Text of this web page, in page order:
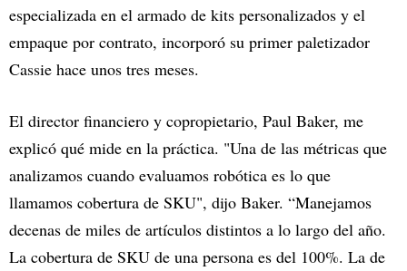
especializada en el armado de kits personalizados y el
empaque por contrato, incorporó su primer paletizador
Cassie hace unos tres meses.
El director financiero y copropietario, Paul Baker, me
explicó qué mide en la práctica. "Una de las métricas que
analizamos cuando evaluamos robótica es lo que
llamamos cobertura de SKU", dijo Baker. “Manejamos
decenas de miles de artículos distintos a lo largo del año.
La cobertura de SKU de una persona es del 100%. La de